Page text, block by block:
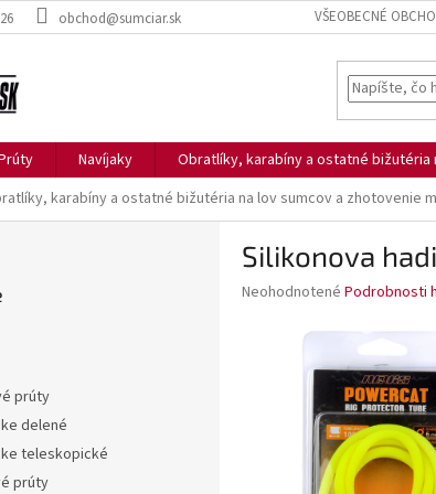
obchod@sumciar.sk VŠEOBECNÉ
Navíjaky Obratlíky, karabíny a ostatné
karabíny a ostatné bižutéria na lov sumcov a zhotovenie
prúty
delené
teleskopické
prúty
Silikonova
Priemerné
hviezdičiek.
Neohodnotené Podrobnosti